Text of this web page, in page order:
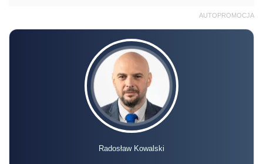
AUTOPROMOCJA
Radosław Kowalski